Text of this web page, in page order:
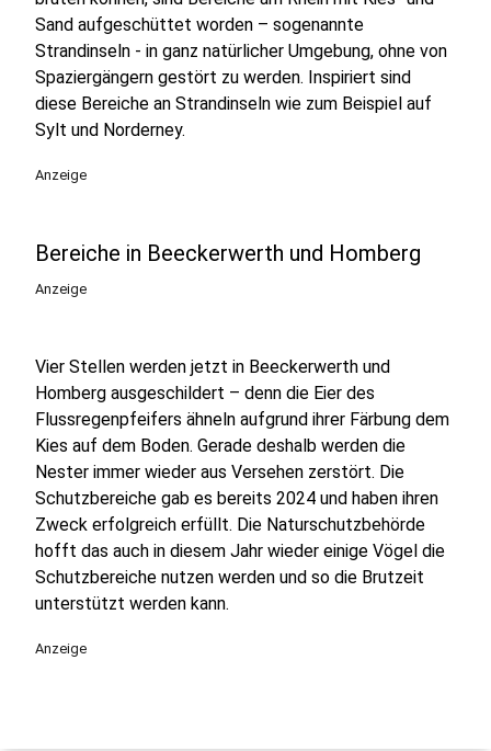
Sand aufgeschüttet worden – sogenannte
Strandinseln - in ganz natürlicher Umgebung, ohne von
Spaziergängern gestört zu werden. Inspiriert sind
diese Bereiche an Strandinseln wie zum Beispiel auf
Sylt und Norderney.
Anzeige
Bereiche in Beeckerwerth und Homberg
Anzeige
Vier Stellen werden jetzt in Beeckerwerth und
Homberg ausgeschildert – denn die Eier des
Flussregenpfeifers ähneln aufgrund ihrer Färbung dem
Kies auf dem Boden. Gerade deshalb werden die
Nester immer wieder aus Versehen zerstört. Die
Schutzbereiche gab es bereits 2024 und haben ihren
Zweck erfolgreich erfüllt. Die Naturschutzbehörde
hofft das auch in diesem Jahr wieder einige Vögel die
Schutzbereiche nutzen werden und so die Brutzeit
unterstützt werden kann.
Anzeige